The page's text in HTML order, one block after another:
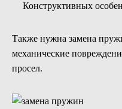
Конструктивных
Также нужна замена
механические
просел.